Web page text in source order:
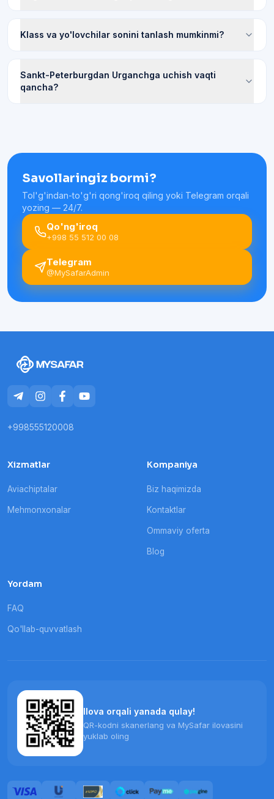
Klass va yo'lovchilar sonini tanlash mumkinmi?
Sankt-Peterburgdan Urganchga uchish vaqti
qancha?
Savollaringiz bormi?
Tol'g'indan-to'g'ri qong'iroq qiling yoki Telegram orqali
yozing — 24/7.
Qo'ng'iroq
+998 55 512 00 08
Telegram
@MySafarAdmin
+998555120008
Xizmatlar
Aviachiptalar
Mehmonxonalar
Kompaniya
Biz haqimizda
Kontaktlar
Ommaviy oferta
Blog
Yordam
FAQ
Qo'llab-quvvatlash
Ilova orqali yanada qulay!
QR-kodni skanerlang va MySafar ilovasini
yuklab oling